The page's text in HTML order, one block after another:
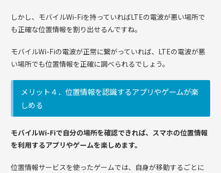
しかし、モバイルWi-Fiを持っていればLTEの電波が悪い場所で
も正確な位置情報を割り出せるんですね。
モバイルWi-Fiの電波が正常に繋がっていれば、LTEの電波が悪
い場所でも位置情報を正確に調べられるでしょう。
メリット４．位置情報を認識するアプリやゲームが楽
しめる
モバイルWi-Fiで自分の場所を確認できれば、スマホの位置情報
を利用するアプリやゲームを楽しめます。
位置情報サービスを使ったゲームでは、自身が移動するごとに